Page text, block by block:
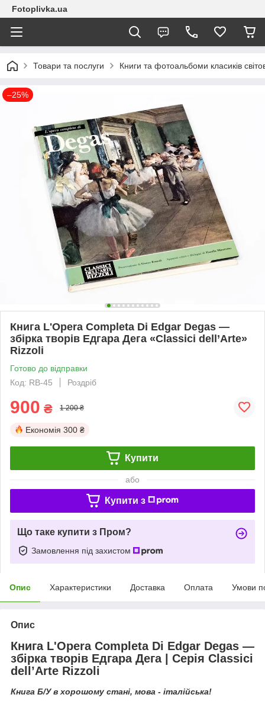
Fotoplivka.ua
Товари та послуги Книги та фотоальбоми класиків
–25%
Книга L'Opera Completa Di Edgar Degas —
збірка творів Едгара Дега «Classici dell’Arte»
Rizzoli
Готово до відправки
Код: RB-45
Роздріб
900 ₴ 1 200 ₴
Економія 300 ₴
Купити
або
Купити з
Що таке купити з Пром?
Замовлення під захистом
Опис Характеристики Доставка Оплата Умови
Опис
Книга L'Opera Completa Di Edgar Degas —
збірка творів Едгара Дега | Серія Classici
dell’Arte Rizzoli
Книга Б/У в хорошому стані, мова - італійська!